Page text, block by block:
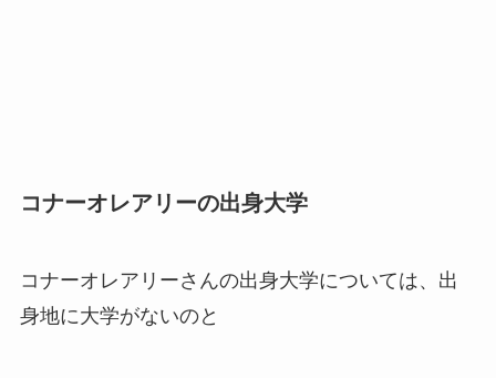
コナーオレアリーの出身大学
コナーオレアリーさんの出身大学については、出
身地に大学がないのと